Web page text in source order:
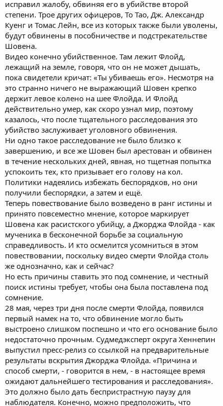
исправил жалобу, обвиняя его в убийстве второй
степени. Трое других офицеров, То Тао, Дж. Александр
Куенг и Томас Лейн, все из которых также были уволены,
будут обвинены в пособничестве и подстрекательстве
Шовена.
Видео конечно убийственное. Там лежит Флойд,
лежащий на земле, говоря, что он не может дышать,
пока свидетели кричат: «Ты убиваешь его». Несмотря на
это странно ничего не выражающий Шовен крепко
держит левое колено на шее Флойда. И Флойд
действительно умер, как скоро узнал мир, поэтому
казалось, что после тщательного расследования это
убийство заслуживает уголовного обвинения.
Ни одно такое расследование не было близко к
завершению, и все же Шовен был арестован и обвинен
в течение нескольких дней, явная, но тщетная попытка
успокоить тех, кто призывает его голову на кол.
Политики надеялись избежать беспорядков, но они
получили беспорядки, а затем и ещё.
Теперь повествование было возведено в ранг истины и
принято повсеместно мнение, которое маркирует
Шовена как расистского убийцу, а Джорджа Флойда - как
мученика в бесконечной борьбе за социальную
справедливость. И кто осмелится усомниться в этом
повествовании, поскольку видео смерти Флойда столь
же однозначно, как и сейчас?
Но есть причины ставить это под сомнение, и честный
поиск истины требует, чтобы она была поставлена под
сомнение.
28 мая, через три дня после смерти Флойда, появился
первый намек на то, что обвинение могло быть
выстроено слишком поспешно и что его основание было
недостаточно прочным. Судмедэксперт округа Хеннепин
выпустил пресс-релиз со ссылкой на предварительные
результаты вскрытия Джорджа Флойда. «Причина и
способ смерти, - говорится в нем, - в настоящее время
ожидают дальнейшего тестирования и расследования».
Это должно было дать беспристрастную паузу для
наблюдателя. Конечно, можно предположить, что